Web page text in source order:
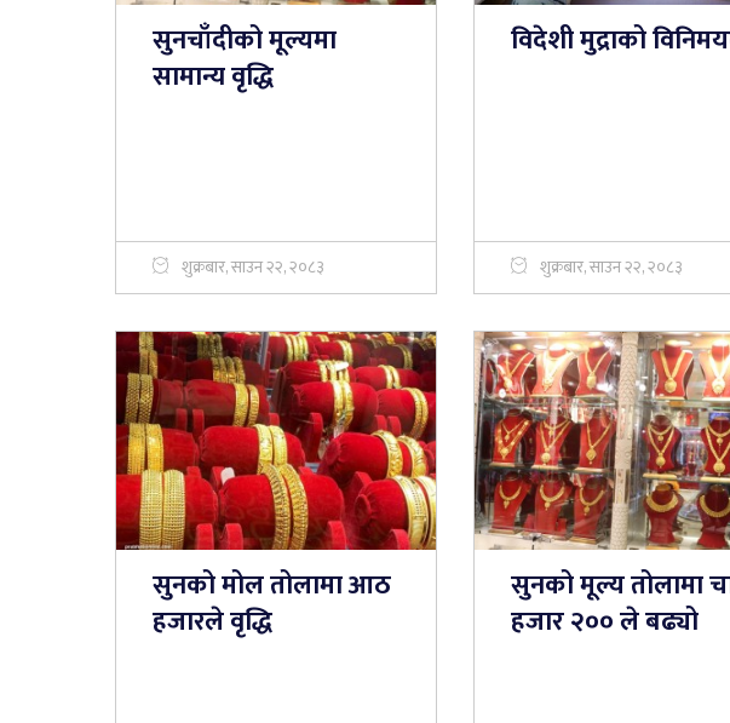
सुनचाँदीको मूल्यमा
सामान्य वृद्धि
शुक्रबार, साउन २२, २०८३
विदेशी मुद्राको
शुक्रबार, साउन २२, २०८३
सुनको मोल तोलामा आठ
हजारले वृद्धि
सुनको मूल्य तोलामा
हजार २०० ले बढ्यो